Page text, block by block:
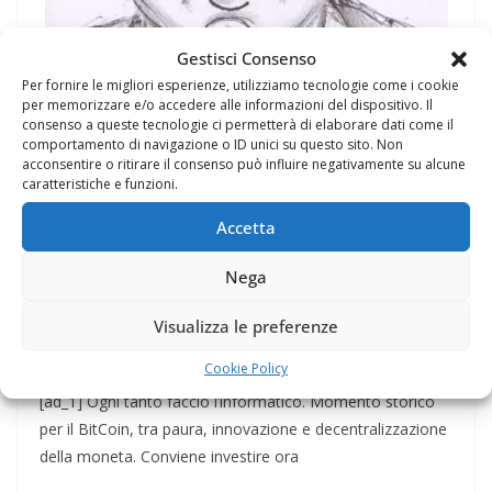
Gestisci Consenso
Per fornire le migliori esperienze, utilizziamo tecnologie come i cookie
per memorizzare e/o accedere alle informazioni del dispositivo. Il
consenso a queste tecnologie ci permetterà di elaborare dati come il
comportamento di navigazione o ID unici su questo sito. Non
acconsentire o ritirare il consenso può influire negativamente su alcune
caratteristiche e funzioni.
Accetta
Nega
Visualizza le preferenze
Cookie Policy
PENSIERI
29 Luglio 2017 Felice Balsamo
Ogni tanto faccio l’informatico.
Momento storico per il BitCoin,
tra paura, innovazione e
decentralizzazione della moneta.
Conviene investire ora o
[ad_1] Ogni tanto faccio l’informatico. Momento storico
per il BitCoin, tra paura, innovazione e decentralizzazione
della moneta. Conviene investire ora